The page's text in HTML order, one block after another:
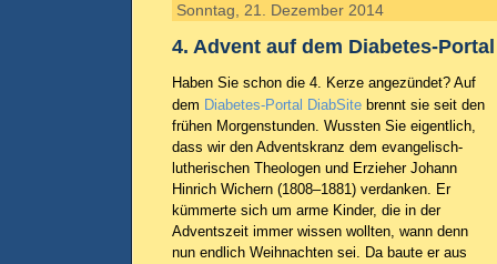
Sonntag, 21. Dezember 2014
4. Advent auf dem Diabetes-
Haben Sie schon die 4. Kerze angezündet? Auf
dem Diabetes-Portal DiabSite brennt sie seit den
frühen Morgenstunden. Wussten Sie eigentlich,
dass wir den Adventskranz dem evangelisch-
lutherischen Theologen und Erzieher Johann
Hinrich Wichern (1808–1881) verdanken. Er
kümmerte sich um arme Kinder, die in der
Adventszeit immer wissen wollten, wann denn
nun endlich Weihnachten sei. Da baute er aus